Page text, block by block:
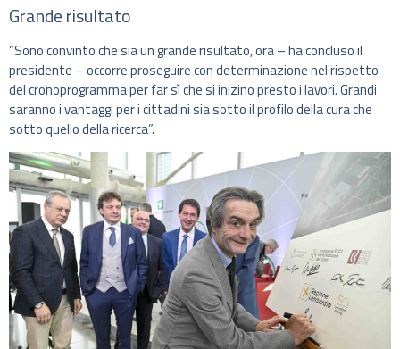
Grande risultato
“Sono convinto che sia un grande risultato, ora – ha concluso il
presidente – occorre proseguire con determinazione nel rispetto
del cronoprogramma per far sì che si inizino presto i lavori. Grandi
saranno i vantaggi per i cittadini sia sotto il profilo della cura che
sotto quello della ricerca”.